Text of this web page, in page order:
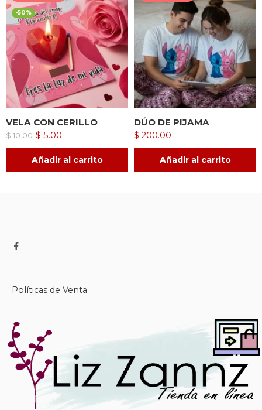
-50%
VELA CON CERILLO
$10.00 $ 5.00
Añadir al carrito
DÚO DE PIJAMA
$ 200.00
Añadir al carrito
Políticas de Venta